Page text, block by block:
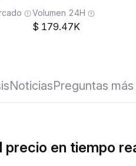
Volumen 24H
179.47K
NoticiasPreguntas
precio en tiempo